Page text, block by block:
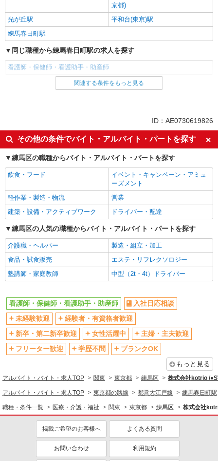
京都)
光が丘駅
平和台(東京)駅
練馬春日町駅
同じ職種から練馬春日町駅の求人を探す
看護師・保健師・看護助手・助産師
同じ雇用形態から練馬春日町駅の求人を探す
入社日応相談
未経験歓迎
経験者・有資格者歓迎
新卒・第二新卒歓迎
女性活躍中
主婦・主夫歓迎
フリーター歓迎
学歴不問
ブランクOK
ミドル（40代～）活躍中
エルダー（50代～）活躍中
シニア（60代～）活躍中
高収入・高額
ボーナス・賞与あり
昇給あり
完全週休2日制
フルタイム歓迎
禁煙・分煙
駅直結・駅チカ
車通勤OK
バイク通勤OK
自転車通勤OK
社会保険あり
産休・育休取得実績あり
退職金・財形貯蓄制度あり
各種手当（家族・役職・インセン
ティブなど）あり
制服貸与
研修制度あり
資格取得支援制度あり
医療・介護・福祉
看護師・保健師・看護助手・助産師
同じ特徴から求人を探す
未経験歓迎
ミドル（40代～）活躍中
ボーナス・賞与あり
車通勤OK
関連する条件をもっと見る
ID：AE0730619826
その他の条件でバイト・アルバイト・パートを探す
練馬区の職種からバイト・アルバイト・パートを探す
飲食・フード
イベント・キャンペーン・アミュ
ーズメント
軽作業・製造・物流
営業
建築・設備・アクティブワーク
ドライバー・配達
練馬区の人気の職種からバイト・アルバイト・パートを探す
介護職・ヘルパー
製造・組立・加工
食品・試食販売
エステ・リフレクソロジー
塾講師・家庭教師
中型（2t・4t）ドライバー
看護師・保健師・看護助手・助産師
入社日応相談
未経験歓迎
経験者・有資格者歓迎
新卒・第二新卒歓迎
女性活躍中
主婦・主夫歓迎
フリーター歓迎
学歴不問
ブランクOK
もっと見る
アルバイト・バイト・求人TOP 関東 東京都 練馬区 株式会社kotrio /
アルバイト・バイト・求人TOP 東京都の路線 都営大江戸線 練馬春日町駅
職種・条件一覧 医療・介護・福祉 関東 東京都 練馬区 株式会社
掲載ご希望のお客様へ よくある質問
お問い合わせ 利用規約